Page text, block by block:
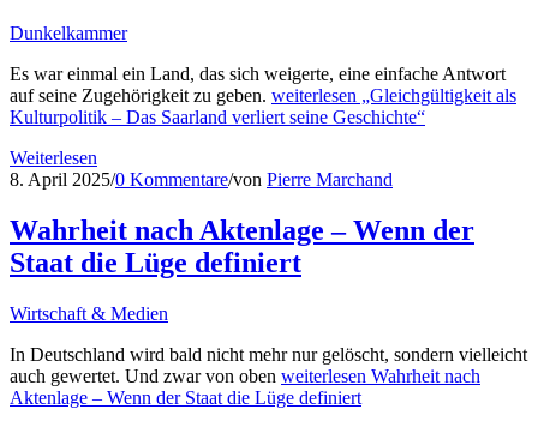
Dunkelkammer
Es war einmal ein Land, das sich weigerte, eine einfache Antwort
auf seine Zugehörigkeit zu geben. weiterlesen „Gleichgültigkeit als
Kulturpolitik – Das Saarland verliert seine Geschichte“
Weiterlesen
8. April 2025/0 Kommentare/von Pierre Marchand
Wahrheit nach Aktenlage – Wenn der
Staat die Lüge definiert
Wirtschaft & Medien
In Deutschland wird bald nicht mehr nur gelöscht, sondern vielleicht
auch gewertet. Und zwar von oben weiterlesen Wahrheit nach
Aktenlage – Wenn der Staat die Lüge definiert